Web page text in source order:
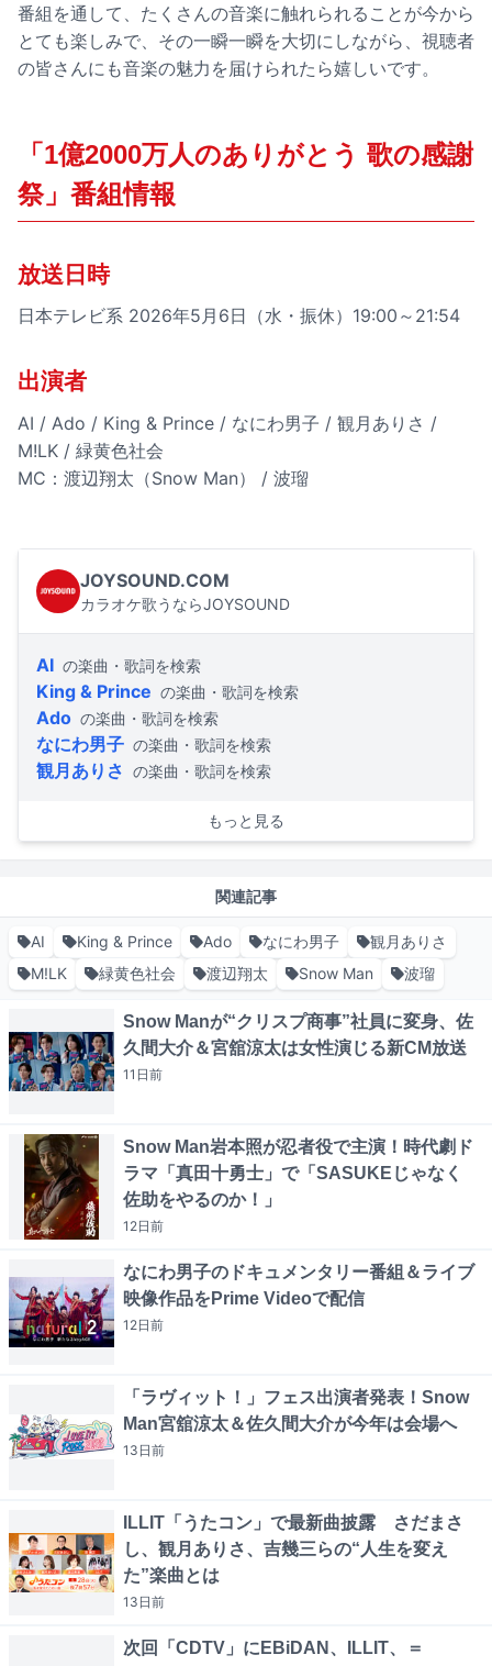
番組を通して、たくさんの音楽に触れられることが今から
とても楽しみで、その一瞬一瞬を大切にしながら、視聴者
の皆さんにも音楽の魅力を届けられたら嬉しいです。
「1億2000万人のありがとう 歌の感謝
祭」番組情報
放送日時
日本テレビ系 2026年5月6日（水・振休）19:00～21:54
出演者
AI / Ado / King & Prince / なにわ男子 / 観月ありさ /
M!LK / 緑黄色社会
MC：渡辺翔太（Snow Man） / 波瑠
JOYSOUND.COM
カラオケ歌うならJOYSOUND
AI の楽曲・歌詞を検索
King & Prince の楽曲・歌詞を検索
Ado の楽曲・歌詞を検索
なにわ男子 の楽曲・歌詞を検索
観月ありさ の楽曲・歌詞を検索
もっと見る
関連記事
AI King & Prince Ado なにわ男子
観月ありさ
M!LK
緑黄色社会 渡辺翔太 Snow Man 波瑠
Snow Manが“クリスプ商事”社員に変身、佐
久間大介＆宮舘涼太は女性演じる新CM放送
11日前
Snow Man岩本照が忍者役で主演！時代劇ド
ラマ「真田十勇士」で「SASUKEじゃなく
佐助をやるのか！」
12日前
なにわ男子のドキュメンタリー番組＆ライブ
映像作品をPrime Videoで配信
12日前
「ラヴィット！」フェス出演者発表！Snow
Man宮舘涼太＆佐久間大介が今年は会場へ
13日前
ILLIT「うたコン」で最新曲披露 さだまさ
し、観月ありさ、吉幾三らの“人生を変え
た”楽曲とは
13日前
次回「CDTV」にEBiDAN、ILLIT、＝